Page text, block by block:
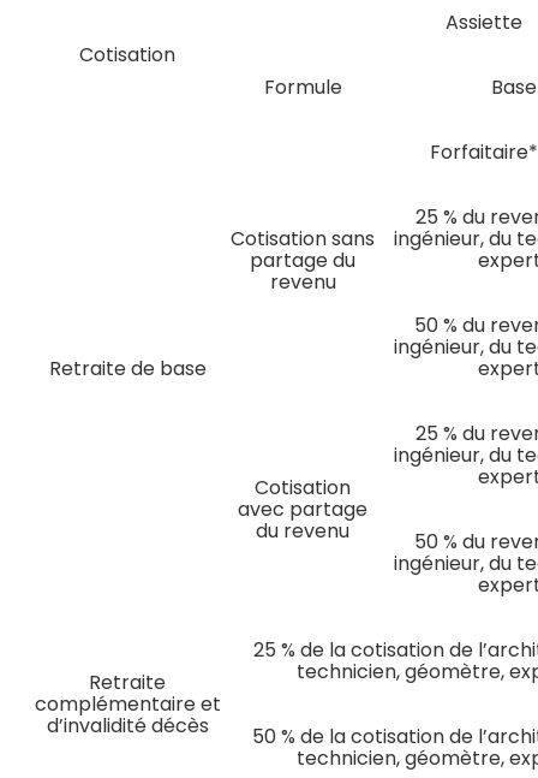
Cotisation
Assiette
Formule
Retraite de base
Cotisation sans
partage du
revenu
25 % du
ingénieur, du
50 % du
ingénieur, du
Cotisation
avec partage
du revenu
25 % du
ingénieur, du
50 % du
ingénieur, du
Retraite
complémentaire et
d’invalidité décès
25 % de la cotisation de
technicien, géomètre,
50 % de la cotisation de
technicien, géomètre,